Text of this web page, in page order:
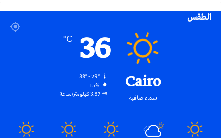
الطقس
Cairo
سماء صافية
36
℃
15%
3.57 كيلومتر/ساعة